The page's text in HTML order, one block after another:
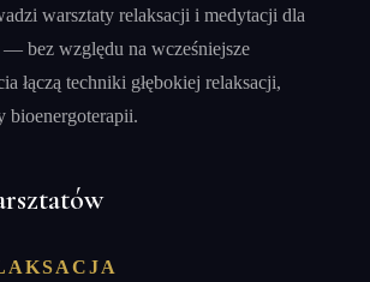
warsztaty relaksacji i medytacji dla
bez względu na wcześniejsze
łączą techniki głębokiej relaksacji,
bioenergoterapii.